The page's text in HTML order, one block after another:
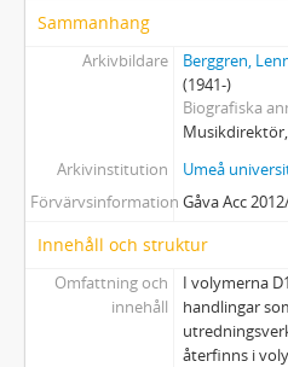
Sammanhang
Arkivbildare
Berggren,
(1941-)
Biografiska
Arkivinstitution
Umeå
Förvärvsinformation Gåva Acc
Innehåll och struktur
Omfattning och
innehåll
I volymerna
handlingar
återfinns i